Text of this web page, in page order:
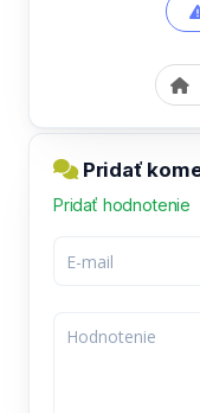
Pridať
Pridať hodnotenie